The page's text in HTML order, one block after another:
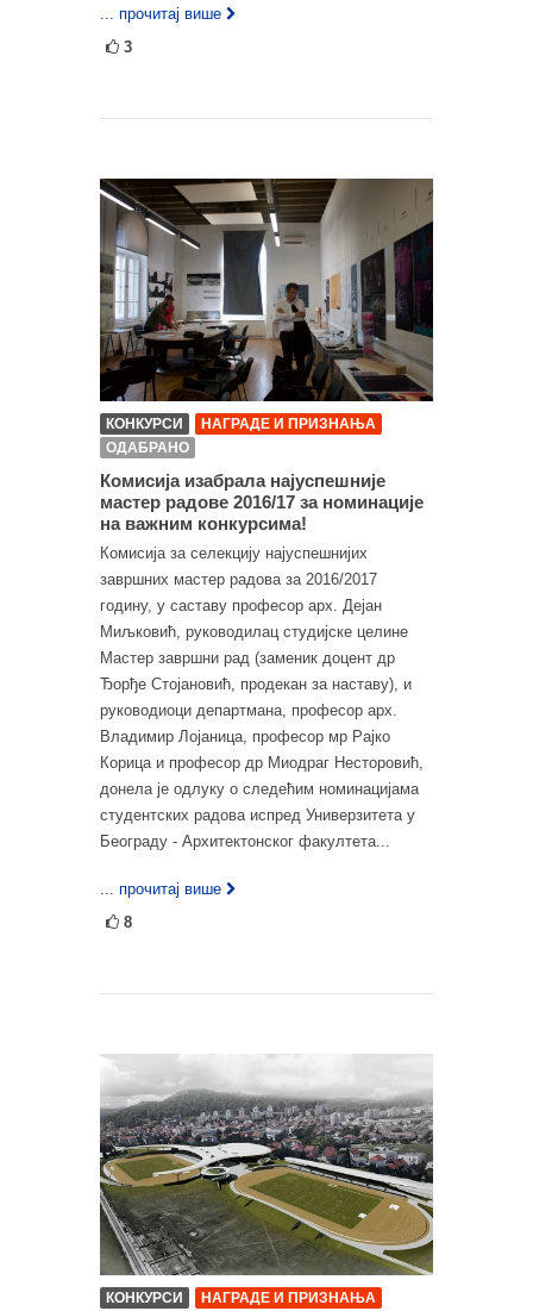
... прочитај више
3
КОНКУРСИ
НАГРАДЕ И ПРИЗНАЊА
ОДАБРАНО
Комисија изабрала најуспешније
мастер радове 2016/17 за номинације
на важним конкурсима!
Комисија за селекцију најуспешнијих
завршних мастер радова за 2016/2017
годину, у саставу професор арх. Дејан
Миљковић, руководилац студијске целине
Мастер завршни рад (заменик доцент др
Ђорђе Стојановић, продекан за наставу), и
руководиоци департмана, професор арх.
Владимир Лојаница, професор мр Рајко
Корица и професор др Миодраг Несторовић,
донела је одлуку о следећим номинацијама
студентских радова испред Универзитета у
Београду - Архитектонског факултета...
... прочитај више
8
КОНКУРСИ
НАГРАДЕ И ПРИЗНАЊА